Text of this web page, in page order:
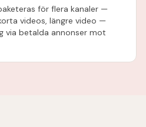
för flera kanaler —
videos, längre video —
via betalda annonser mot